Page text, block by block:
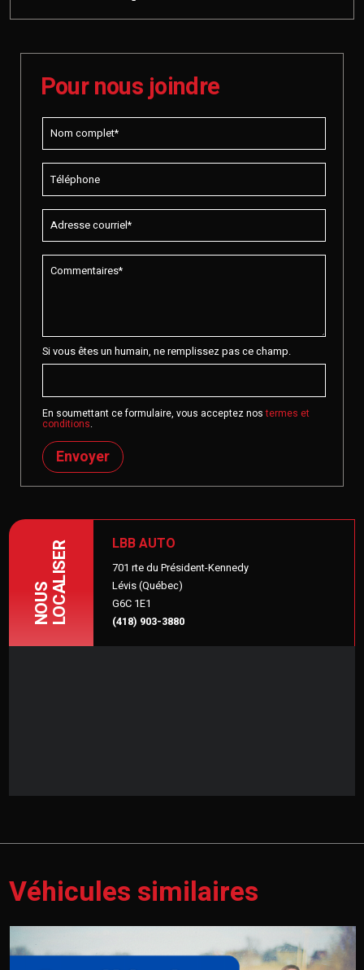
Pour nous joindre
Si vous êtes un humain, ne remplissez pas ce champ.
En soumettant ce formulaire, vous acceptez nostermes et
conditions.
Envoyer
NOUSLOCALISER LBB AUTO
701 rte du Président-Kennedy
Lévis (Québec)
G6C 1E1
(418) 903-3880
Véhicules similaires